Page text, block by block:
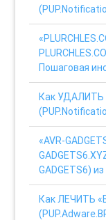
Пошаговая
Как УДАЛИТЬ
«AVR-
GADGETS6)
Как ЛЕЧИТЬ